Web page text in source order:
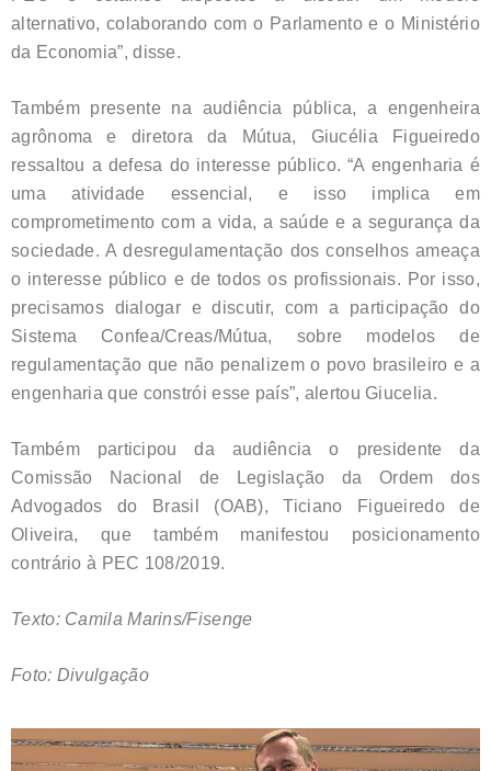
alternativo, colaborando com o Parlamento e o Ministério
da Economia”, disse.
Também presente na audiência pública, a engenheira
agrônoma e diretora da Mútua, Giucélia Figueiredo
ressaltou a defesa do interesse público. “A engenharia é
uma atividade essencial, e isso implica em
comprometimento com a vida, a saúde e a segurança da
sociedade. A desregulamentação dos conselhos ameaça
o interesse público e de todos os profissionais. Por isso,
precisamos dialogar e discutir, com a participação do
Sistema Confea/Creas/Mútua, sobre modelos de
regulamentação que não penalizem o povo brasileiro e a
engenharia que constrói esse país”, alertou Giucelia.
Também participou da audiência o presidente da
Comissão Nacional de Legislação da Ordem dos
Advogados do Brasil (OAB), Ticiano Figueiredo de
Oliveira, que também manifestou posicionamento
contrário à PEC 108/2019.
Texto: Camila Marins/Fisenge
Foto: Divulgação